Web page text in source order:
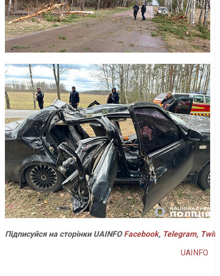
Підписуйся на сторінки UAINFO Facebook, Telegram,
UAINFO